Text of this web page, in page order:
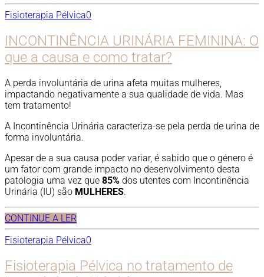
Fisioterapia Pélvica0
INCONTINÊNCIA URINÁRIA FEMININA: O
que a causa e como tratar?
A perda involuntária de urina afeta muitas mulheres,
impactando negativamente a sua qualidade de vida. Mas
tem tratamento!
A Incontinência Urinária caracteriza-se pela perda de urina de
forma involuntária.
Apesar de a sua causa poder variar, é sabido que o género é
um fator com grande impacto no desenvolvimento desta
patologia uma vez que 85% dos utentes com Incontinência
Urinária (IU) são MULHERES.
CONTINUE A LER
Fisioterapia Pélvica0
Fisioterapia Pélvica no tratamento de